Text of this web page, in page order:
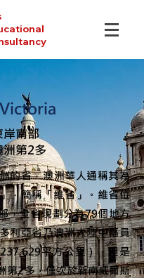
岸南部
洲第2多
的省，澳洲華人通稱其為
，簡稱「維省」。維省位
，全省現劃分為79個地方
利亞省乃澳洲大陸中幅員
平方公里），但是
第2多，僅次於新南威爾斯